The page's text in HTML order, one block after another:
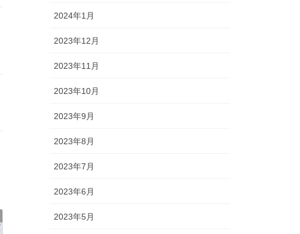
2024年1月
2023年12月
2023年11月
2023年10月
2023年9月
2023年8月
2023年7月
2023年6月
2023年5月